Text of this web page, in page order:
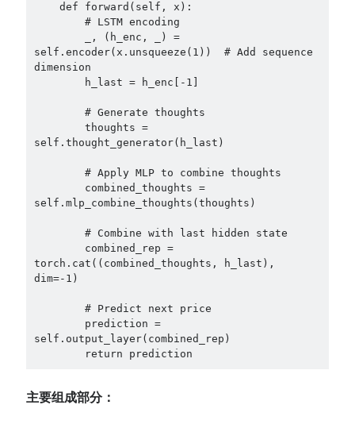
self.encoder(x.unsqueeze(1))  # Add sequence
dimension
self.thought_generator(h_last)
self.mlp_combine_thoughts(thoughts)
torch.cat((combined_thoughts, h_last),
dim=-1)
self.output_layer(combined_rep)
        return prediction
主要组成部分：